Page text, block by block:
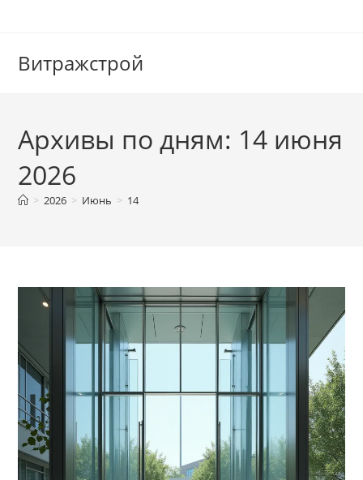
Витражстрой
Архивы по дням: 14 июня
2026
> 2026 > Июнь > 14